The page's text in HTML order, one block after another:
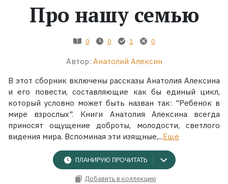
Экранизации
Про нашу семью
0 0 1 0
Автор: Анатолий Алексин
В этот сборник включены рассказы Анатолия Алексина
и его повести, составляющие как бы единый цикл,
который условно может быть назван так: "Ребенок в
мире взрослых". Книги Анатолия Алексина всегда
приносят ощущение доброты, молодости, светлого
видения мира. Вспоминая эти изящные,...Ещё
ПЛАНИРУЮ ПРОЧИТАТЬ
Добавить в коллекцию